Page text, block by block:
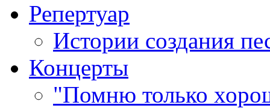
Репертуар
Истории создания
Концерты
"Помню только